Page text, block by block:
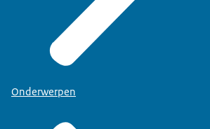
Onderwerpen